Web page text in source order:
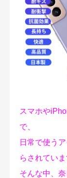
スマホや
で、
日常で使う
らされていま
そんな中、
お知らせ
修理料金表
修理実績
プライバシーポリ